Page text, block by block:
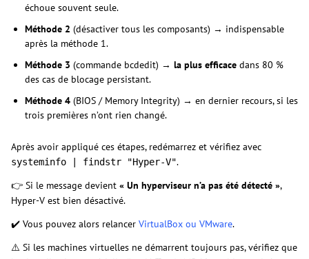
échoue souvent seule.
Méthode 2 (désactiver tous les composants) → indispensable
après la méthode 1.
Méthode 3 (commande bcdedit) → la plus efficace dans 80 %
des cas de blocage persistant.
Méthode 4 (BIOS / Memory Integrity) → en dernier recours, si les
trois premières n’ont rien changé.
Après avoir appliqué ces étapes, redémarrez et vérifiez avec
systeminfo | findstr "Hyper-V".
👉 Si le message devient « Un hyperviseur n’a pas été détecté »,
Hyper-V est bien désactivé.
✔️ Vous pouvez alors relancer VirtualBox ou VMware.
⚠️ Si les machines virtuelles ne démarrent toujours pas, vérifiez que